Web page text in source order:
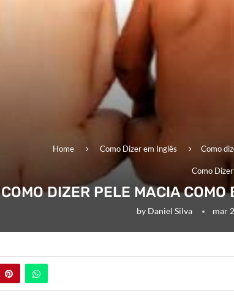
Home Como Dizer em Inglês Como
Como
COMO DIZER PELE MACIA
by Daniel Silva mar